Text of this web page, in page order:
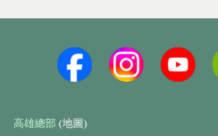
高雄總部 (地圖)